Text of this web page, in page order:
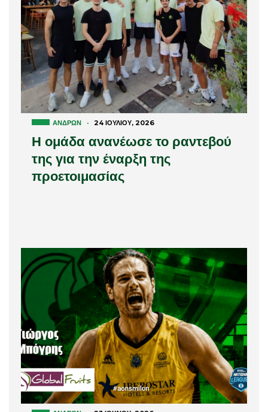
ΑΝΔΡΏΝ · 24 ΙΟΥΛΊΟΥ, 2026
Η ομάδα ανανέωσε το ραντεβού
της για την έναρξη της
προετοιμασίας